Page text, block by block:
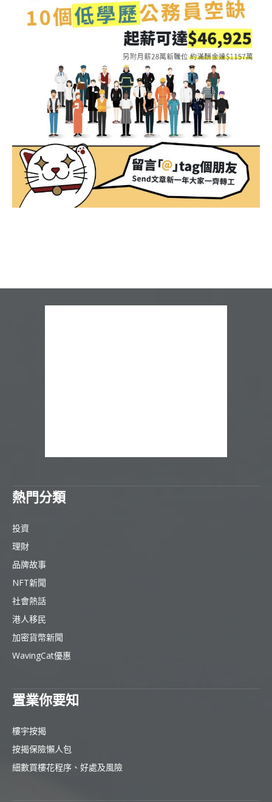
熱門分類
投資
理財
品牌故事
NFT新聞
社會熱話
港人移民
加密貨幣新聞
WavingCat優惠
置業你要知
樓宇按揭
按揭保險懶人包
細數買樓花程序、好處及風險